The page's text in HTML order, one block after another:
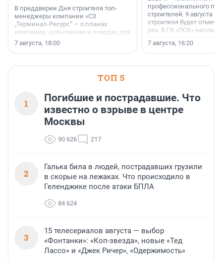
В преддверии Дня строителя топ-
менеджеры компании «СЗ
„Терминал-Ресурс“ — о планах
компании, испытаниях и поводах для
осторожного оптимизма.
7 августа, 18:00
профессионального
строителей. 9 августа
строителя будет
раз. В ГК «ПСК»
поменялась роль
7 августа, 16:20
ТОП 5
1
Погибшие и пострадавшие. Что
известно о взрыве в центре
Москвы
90 626 217
2
Галька била в людей, пострадавших грузили
в скорые на лежаках. Что происходило в
Геленджике после атаки БПЛА
84 624
3
15 телесериалов августа — выбор
«Фонтанки»: «Коп-звезда», новые «Тед
Лассо» и «Джек Ричер», «Одержимость»